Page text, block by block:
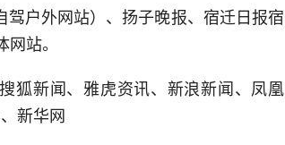
户外网站）、扬子晚报、宿迁日报宿
站。
狐新闻、雅虎资讯、新浪新闻、凤凰
新华网